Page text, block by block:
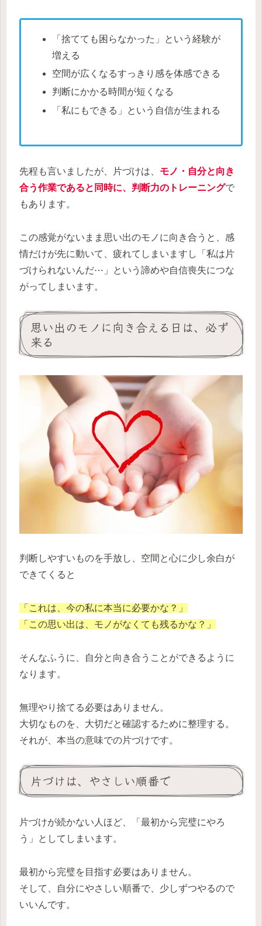
「捨てても困らなかった」という経験が
増える
空間が広くなるすっきり感を体感できる
判断にかかる時間が短くなる
「私にもできる」という自信が生まれる
先程も言いましたが、片づけは、 モノ・自分と向き
合う作業であると同時に、判断力のトレーニングで
もあります。
この感覚がないまま思い出のモノに向き合うと、感
情だけが先に動いて、疲れてしまいますし「私は片
づけられないんだ⋯」という諦めや自信喪失につな
がってしまいます。
思い出のモノに向き合える日は、必ず
来る
判断しやすいものを手放し、空間と心に少し余白が
できてくると
「これは、今の私に本当に必要かな？」
「この思い出は、モノがなくても残るかな？」
そんなふうに、自分と向き合うことができるように
なります。
無理やり捨てる必要はありません。
大切なものを、大切だと確認するために整理する。
それが、本当の意味での片づけです。
片づけは、やさしい順番で
片づけが続かない人ほど、「最初から完璧にやろ
う」としてしまいます。
最初から完璧を目指す必要はありません。
そして、自分にやさしい順番で、少しずつやるので
いいんです。